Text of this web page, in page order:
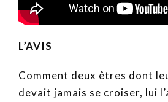
L’AVIS
Comment deux êtres dont
devait jamais se croiser, lui